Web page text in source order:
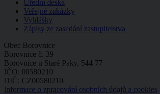
Úřední deska
Veřejné zakázky
Vyhlášky
Zápisy ze zasedání zastupitelstva
Obec Borovnice
Borovnice č. 39
Borovnice u Staré Paky, 544 77
IČO: 00580210
DIČ: CZ00580210
Informace o zpracování osobních údajů a cookies